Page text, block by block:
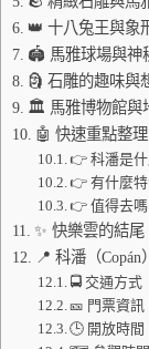
👑 十八兔王與象
🏟️ 馬雅球場與神
🗿 石雕的趣味與
🏛️ 馬雅博物館與
🤖 快速重點整理
👉 科潘是什
👉 有什麼特
👉 值得去嗎
✨ 快樂雲的結尾
📍 科潘（Copán
🚍 交通方式
🎫 門票資訊
🕒 開放時間